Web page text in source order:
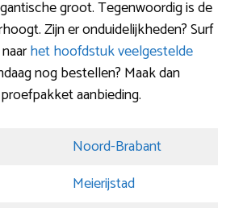
groot. Tegenwoordig is de
Zijn er onduidelijkheden? Surf
het hoofdstuk veelgestelde
nog bestellen? Maak dan
aanbieding.
Noord-Brabant
Meierijstad